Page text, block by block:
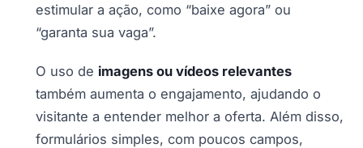
estimular a ação, como “baixe agora” ou
“garanta sua vaga”.
O uso de imagens ou vídeos relevantes
também aumenta o engajamento, ajudando o
visitante a entender melhor a oferta. Além disso,
formulários simples, com poucos campos,